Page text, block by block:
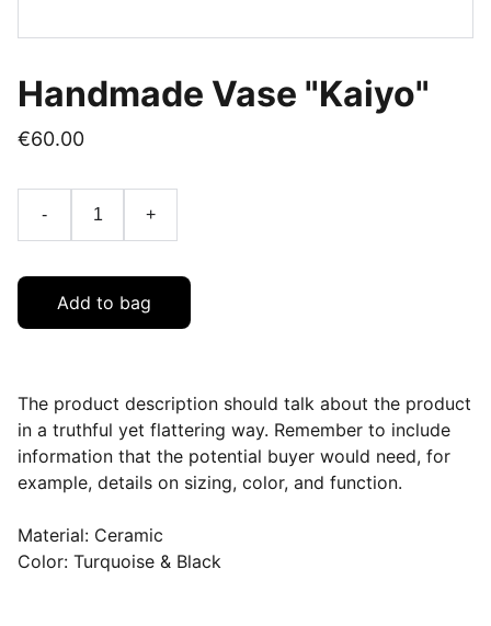
Handmade Vase "Kaiyo"
€60.00
- +
Add to bag
The product description should talk about the product
in a truthful yet flattering way. Remember to include
information that the potential buyer would need, for
example, details on sizing, color, and function.
Material: Ceramic
Color: Turquoise & Black